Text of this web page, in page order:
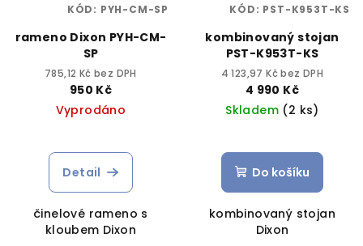
rameno Dixon PYH-CM-
SP
785,12 Kč bez DPH
950 Kč
Vyprodáno
Detail
činelové rameno s
kloubem Dixon
KÓD: PYH-CM-SP
kombinovaný stojan
PST-K953T-KS
4 123,97 Kč bez DPH
4 990 Kč
Skladem (2 ks)
Do košíku
kombinovaný stojan
Dixon
KÓD: PST-K953T-KS